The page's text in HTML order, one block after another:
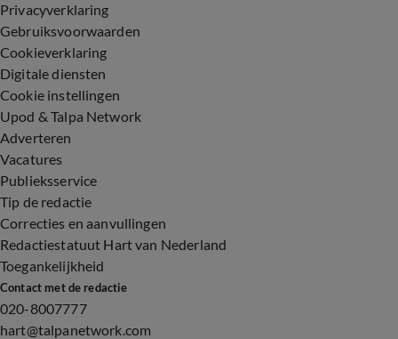
Privacyverklaring
Gebruiksvoorwaarden
Cookieverklaring
Digitale diensten
Cookie instellingen
Upod & Talpa Network
Adverteren
Vacatures
Publieksservice
Tip de redactie
Correcties en aanvullingen
Redactiestatuut Hart van Nederland
Toegankelijkheid
Contact met de redactie
020-8007777
hart@talpanetwork.com